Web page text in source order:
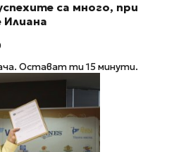
са много, при
Илиана
Остават ти 15 минути.